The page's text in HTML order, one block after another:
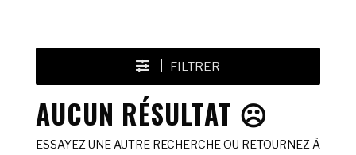
FILTRER
AUCUN RÉSULTAT ☹️
ESSAYEZ UNE AUTRE RECHERCHE OU RETOURNEZ À